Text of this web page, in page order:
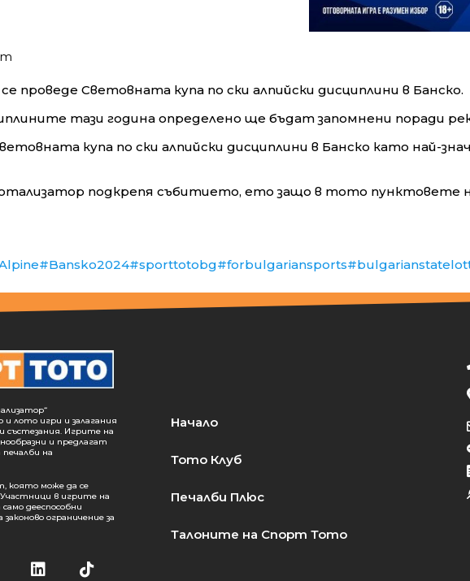
проведе Световната купа по ски алпийски дисциплини в Банско.
тази година определено ще бъдат запомнени поради
купа по ски алпийски дисциплини в Банско като най-
подкрепя събитието, ето защо в тото пунктовете
#Bansko2024#sporttotobg#forbulgariansports
лото игри и залагания
състезания. Игрите на
и предлагат
на
която може да се
в игрите на
дееспособни
ограничение за
Начало
Тото Клуб
Печалби Плюс
Талоните на Спорт Тото